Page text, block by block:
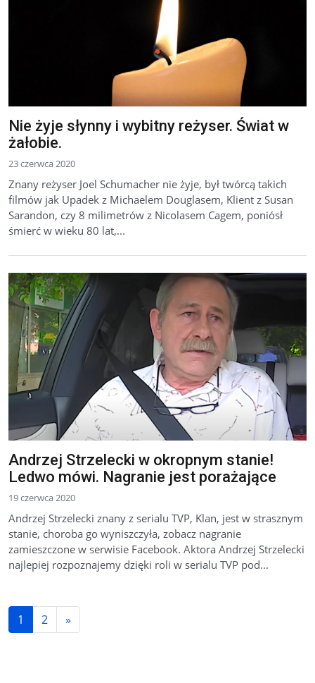
Nie żyje słynny i wybitny reżyser. Świat w
żałobie.
23 czerwca 2020
Znany reżyser Joel Schumacher nie żyje, był twórcą takich
filmów jak Upadek z Michaelem Douglasem, Klient z Susan
Sarandon, czy 8 milimetrów z Nicolasem Cagem, poniósł
śmierć w wieku 80 lat,...
Andrzej Strzelecki w okropnym stanie!
Ledwo mówi. Nagranie jest porażające
19 czerwca 2020
Andrzej Strzelecki znany z serialu TVP, Klan, jest w strasznym
stanie, choroba go wyniszczyła, zobacz nagranie
zamieszczone w serwisie Facebook. Aktora Andrzej Strzelecki
najlepiej rozpoznajemy dzięki roli w serialu TVP pod...
1 2 »